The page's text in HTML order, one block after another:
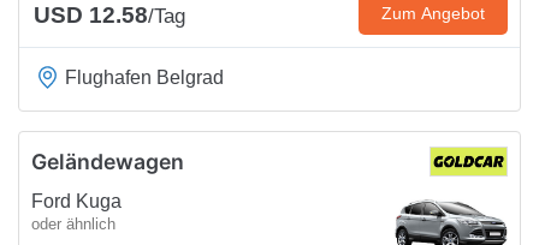
USD 12.58/Tag Zum Angebot
Flughafen Belgrad
Geländewagen
Ford Kuga
oder ähnlich